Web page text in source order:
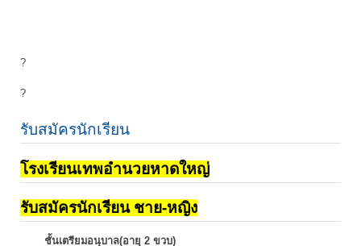
?
?
รับสมัครนักเรียน
โรงเรียนเทพอำนวยหาดใหญ่
รับสมัครนักเรียน ชาย-หญิง
ชั้นเตรียมอนุบาล(อายุ 2 ขวบ)